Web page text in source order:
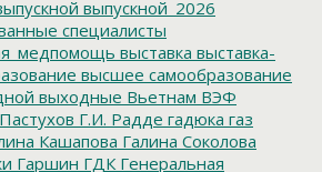
выпускной_2026
специалисты
выставка выставка-
высшее самообразование
выходные Вьетнам ВЭФ
Г.И. Радде гадюка газ
Кашапова Галина Соколова
Гаршин ГДК Генеральная